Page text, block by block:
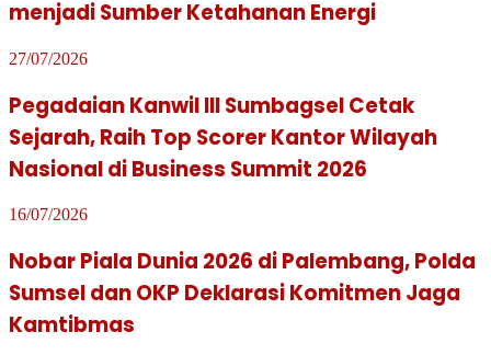
menjadi Sumber Ketahanan Energi
27/07/2026
Pegadaian Kanwil III Sumbagsel Cetak
Sejarah, Raih Top Scorer Kantor Wilayah
Nasional di Business Summit 2026
16/07/2026
Nobar Piala Dunia 2026 di Palembang, Polda
Sumsel dan OKP Deklarasi Komitmen Jaga
Kamtibmas